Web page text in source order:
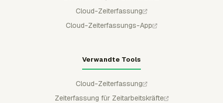
Cloud-Zeiterfassung
Cloud-Zeiterfassungs-App
Verwandte Tools
Cloud-Zeiterfassung
Zeiterfassung für Zeitarbeitskräfte